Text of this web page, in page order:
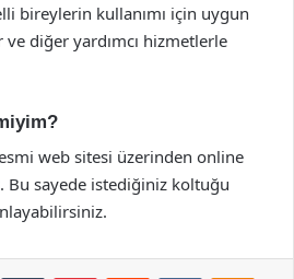
bireylerin kullanımı için uygun
diğer yardımcı hizmetlerle
web sitesi üzerinden online
Bu sayede istediğiniz koltuğu